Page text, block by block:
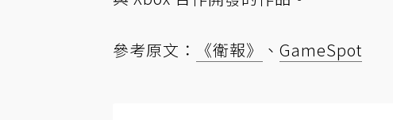
參考原文： 《衛報》 、 GameSpot